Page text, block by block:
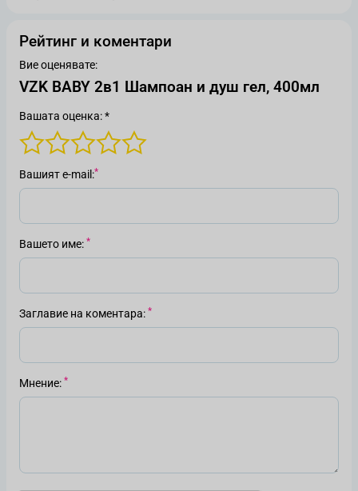
Рейтинг и коментари
Вие оценявате:
VZK BABY 2в1 Шампоан и душ гел, 400мл
Вашата оценка: *
Вашият е-mail
Вашето име
Заглавие на коментара
Мнение